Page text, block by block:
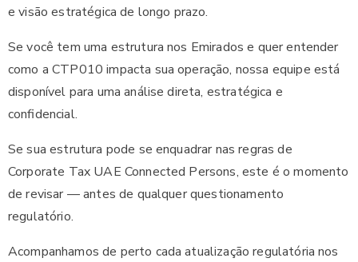
e visão estratégica de longo prazo.
Se você tem uma estrutura nos Emirados e quer entender
como a CTP010 impacta sua operação, nossa equipe está
disponível para uma análise direta, estratégica e
confidencial.
Se sua estrutura pode se enquadrar nas regras de
Corporate Tax UAE Connected Persons, este é o momento
de revisar — antes de qualquer questionamento
regulatório.
Acompanhamos de perto cada atualização regulatória nos